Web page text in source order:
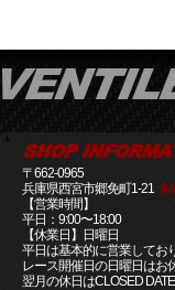
〒662-0965
兵庫県西宮市郷免町1-21
【営業時間】
平日：9:00〜18:00
【休業日】日曜日
平日は基本的に営業してお
レース開催日の日曜日はお
翌月の休日はCLOSED